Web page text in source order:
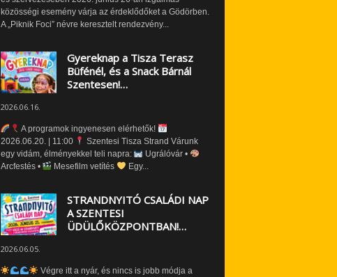
közösségi esemény várja az érdeklődőket a Gödörben.
A „Piknik Foci” névre keresztelt rendezvény...
Gyereknap a Tisza Terasz
Büfénél, és a Snack Bárnál
Szentesen!…
2026.06.16.
A programok ingyenesen elérhetők!
2026.06.20. | 11:00
Szentesi Tisza Strand Várunk
egy vidám, élményekkel teli napra:
Ugrálóvár •
Arcfestés •
Mesefilm vetítés Egy...
STRANDNYITÓ CSALÁDI NAP
A SZENTESI
ÜDÜLŐKÖZPONTBAN!…
2026.06.05.
Végre itt a nyár, és nincs is jobb módja a